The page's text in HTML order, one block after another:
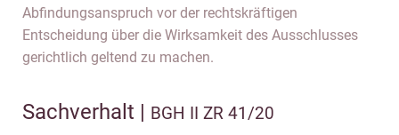
Abfindungsanspruch vor der rechtskräftigen
Entscheidung über die Wirksamkeit des Ausschlusses
gerichtlich geltend zu machen.
Sachverhalt | BGH II ZR 41/20